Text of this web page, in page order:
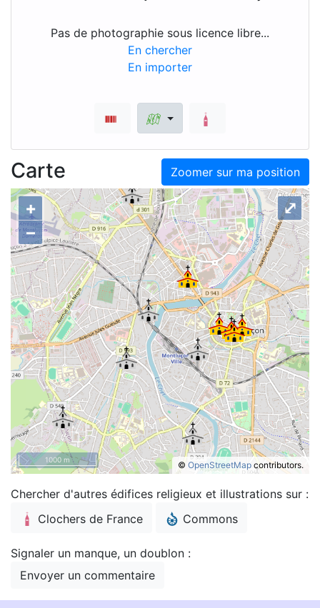
Pas de photographie sous licence libre...
En chercher
En importer
Zoomer sur ma position
Carte
+
–
© OpenStreetMap contributors.
⤢
1000 m
Chercher d'autres édifices religieux et illustrations sur :
Clochers de France
Commons
Signaler un manque, un doublon :
Envoyer un commentaire